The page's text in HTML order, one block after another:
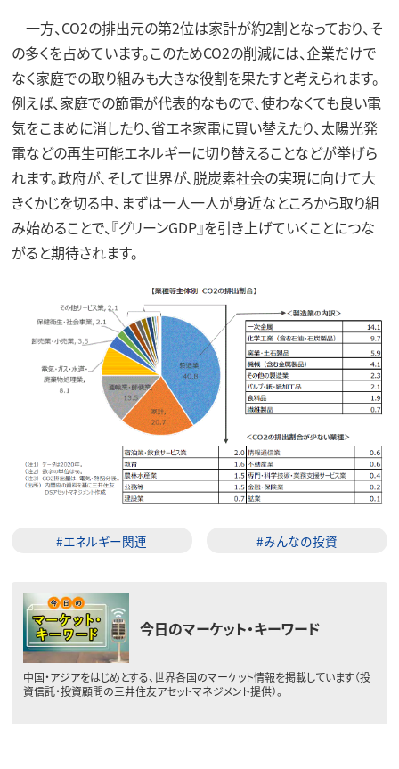
一方、CO2の排出元の第2位は家計が約2割となっており、そ
の多くを占めています。このためCO2の削減には、企業だけで
なく家庭での取り組みも大きな役割を果たすと考えられます。
例えば、家庭での節電が代表的なもので、使わなくても良い電
気をこまめに消したり、省エネ家電に買い替えたり、太陽光発
電などの再生可能エネルギーに切り替えることなどが挙げら
れます。政府が、そして世界が、脱炭素社会の実現に向けて大
きくかじを切る中、まずは一人一人が身近なところから取り組
み始めることで、『グリーンGDP』を引き上げていくことにつな
がると期待されます。
#エネルギー関連 #みんなの投資
今日のマーケット・キーワード
中国・アジアをはじめとする、世界各国のマーケット情報を掲載しています（投
資信託・投資顧問の三井住友アセットマネジメント提供）。